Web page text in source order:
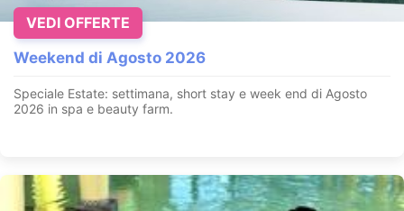
Weekend di Agosto 2026
Speciale Estate: settimana, short stay e week end di Agosto
2026 in spa e beauty farm.
VEDI OFFERTE